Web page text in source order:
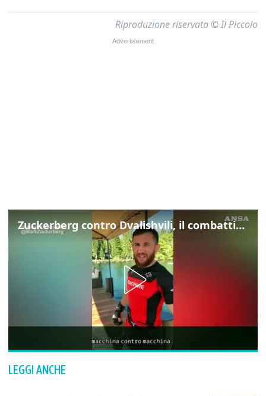
Riproduzione riservata © Il Piccolo
Zuckerberg contro Dvalishvili, il combattimento in mezzo a un lago
LEGGI ANCHE